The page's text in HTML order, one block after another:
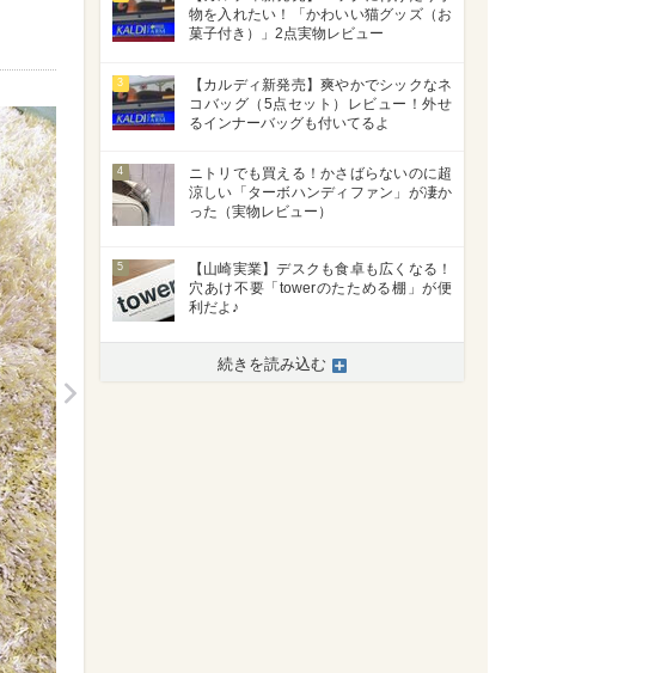
物を入れたい！「かわいい猫グッズ（お
菓子付き）」2点実物レビュー
3
【カルディ新発売】爽やかでシックなネ
コバッグ（5点セット）レビュー！外せ
るインナーバッグも付いてるよ
4
ニトリでも買える！かさばらないのに超
涼しい「ターボハンディファン」が凄か
った（実物レビュー）
5
【山崎実業】デスクも食卓も広くなる！
穴あけ不要「towerのたためる棚」が便
利だよ♪
続きを読み込む